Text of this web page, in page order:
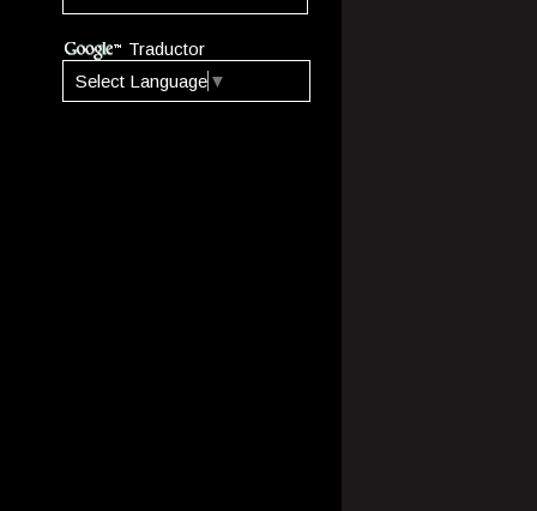
Traductor
Select Language ▼